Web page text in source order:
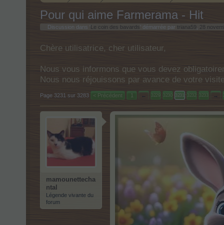
Pour qui aime Farmerama - Hit
Discussion dans ' Le coin des bavards ' démarrée par triana59 28
Chère utilisatrice, cher utilisateur,
Nous vous informons que vous devez
Nous nous réjouissons par avance de votre
Page 3231 sur 3283 < Précédent 1 ← 3229 3230 3231 3232 3233 →
mamounettecha
ntal
Légende vivante du
forum